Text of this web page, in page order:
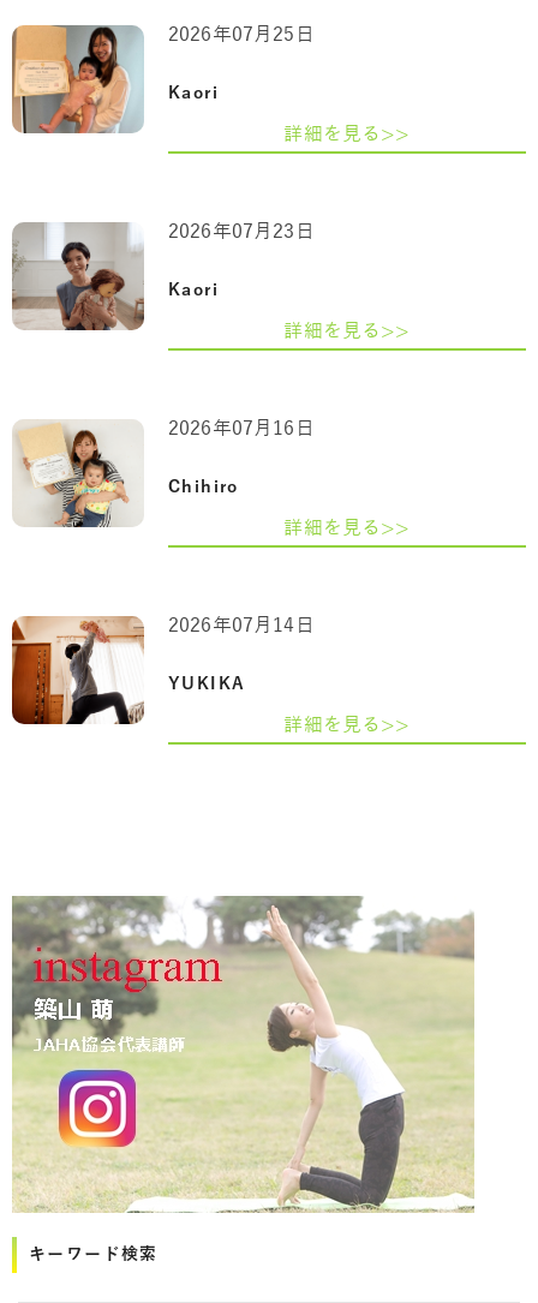
Kaori
2026年07月25日
詳細を見る>>
Kaori
2026年07月23日
詳細を見る>>
Chihiro
2026年07月16日
詳細を見る>>
YUKIKA
2026年07月14日
詳細を見る>>
キーワード検索